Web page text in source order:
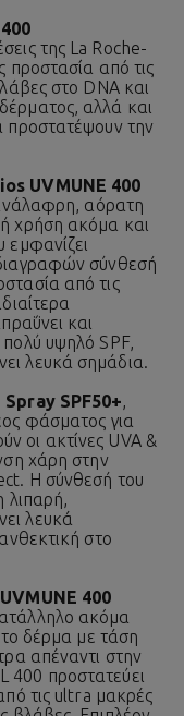
της La Roche-
προστασία από τις
στο DNA και
αλλά και
προστατέψουν την
UVMUNE 400
αόρατη
χρήση ακόμα και
σύνθεσή
από τις
και
υψηλό SPF,
λευκά σημάδια.
SPF50+,
φάσματος για
οι ακτίνες UVA &
χάρη στην
Η σύνθεσή του
λιπαρή,
λευκά
στο
400
ακόμα
το δέρμα με τάση
απέναντι στην
400 προστατεύει
τις ultra μακρές